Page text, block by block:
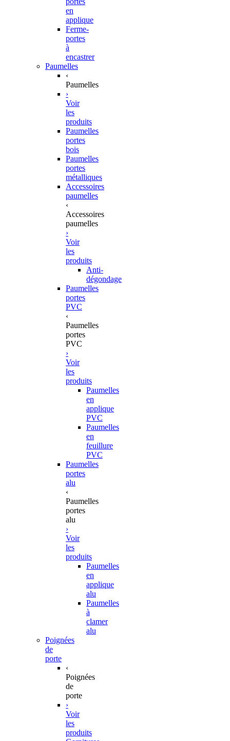
en
applique
Ferme-
portes
à
encastrer
Paumelles
‹
Paumelles
›
Voir
les
produits
Paumelles
portes
bois
Paumelles
portes
métalliques
Accessoires
paumelles
‹
Accessoires
paumelles
›
Voir
les
produits
Anti-
dégondage
Paumelles
portes
PVC
‹
Paumelles
portes
PVC
›
Voir
les
produits
Paumelles
en
applique
PVC
Paumelles
en
feuillure
PVC
Paumelles
portes
alu
‹
Paumelles
portes
alu
›
Voir
les
produits
Paumelles
en
applique
alu
Paumelles
à
clamer
alu
Poignées
de
porte
‹
Poignées
de
porte
›
Voir
les
produits